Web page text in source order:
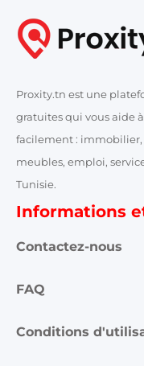
Proxity.tn est une
gratuites qui vous aide
facilement : immobilier,
meubles, emploi,
Tunisie.
Informations
Contactez-nous
FAQ
Conditions